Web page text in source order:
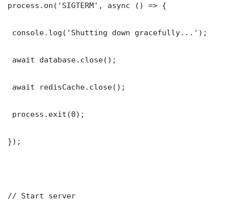
process.on('SIGTERM', async () => {
console.log('Shutting down gracefully...');
await database.close();
await redisCache.close();
process.exit(0);
});
// Start server